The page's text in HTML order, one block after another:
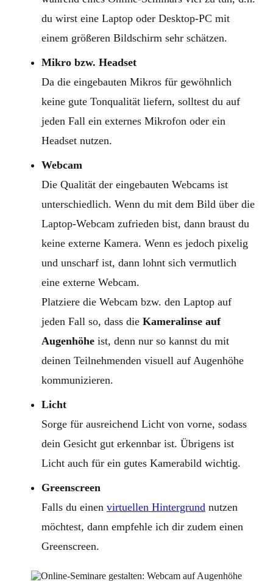
du wirst eine Laptop oder Desktop-PC mit
einem größeren Bildschirm sehr schätzen.
Mikro bzw. Headset
Da die eingebauten Mikros für gewöhnlich
keine gute Tonqualität liefern, solltest du auf
jeden Fall ein externes Mikrofon oder ein
Headset nutzen.
Webcam
Die Qualität der eingebauten Webcams ist
unterschiedlich. Wenn du mit dem Bild über die
Laptop-Webcam zufrieden bist, dann braust du
keine externe Kamera. Wenn es jedoch pixelig
und unscharf ist, dann lohnt sich vermutlich
eine externe Webcam.
Platziere die Webcam bzw. den Laptop auf
jeden Fall so, dass die Kameralinse auf
Augenhöhe ist, denn nur so kannst du mit
deinen Teilnehmenden visuell auf Augenhöhe
kommunizieren.
Licht
Sorge für ausreichend Licht von vorne, sodass
dein Gesicht gut erkennbar ist. Übrigens ist
Licht auch für ein gutes Kamerabild wichtig.
Greenscreen
Falls du einen virtuellen Hintergrund nutzen
möchtest, dann empfehle ich dir zudem einen
Greenscreen.